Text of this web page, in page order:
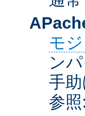
モ
ン
手
参